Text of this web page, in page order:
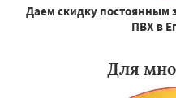
Даем скидку постоянным
ПВХ в
Для